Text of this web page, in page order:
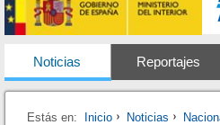
Noticias Reportajes
Estás en: Inicio Noticias